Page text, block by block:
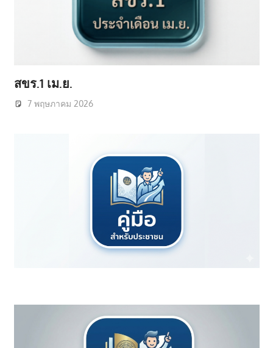
สขร.1 เม.ย.
7 พฤษภาคม 2026